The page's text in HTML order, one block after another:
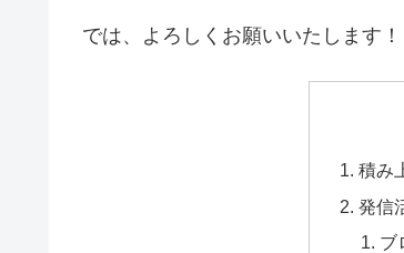
では、よろしくお願いいたします！
積み
発信
ブ